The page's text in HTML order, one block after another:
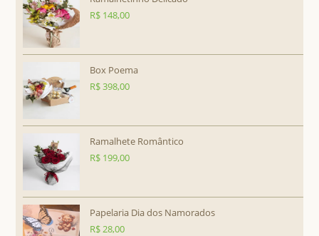
R$ 148,00
Box Poema
R$398,00
Ramalhete Romântico
R$ 199,00
Papelaria Dia dos Namorados
R$28,00